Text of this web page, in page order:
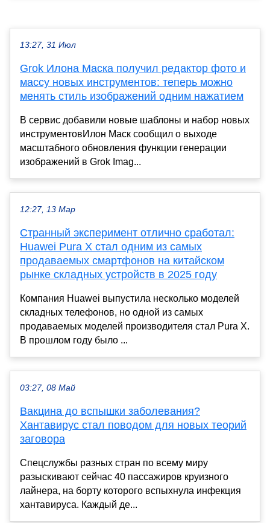
13:27, 31 Июл
Grok Илона Маска получил редактор фото и
массу новых инструментов: теперь можно
менять стиль изображений одним нажатием
В сервис добавили новые шаблоны и набор новых
инструментовИлон Маск сообщил о выходе
масштабного обновления функции генерации
изображений в Grok Imag...
12:27, 13 Мар
Странный эксперимент отлично сработал:
Huawei Pura X стал одним из самых
продаваемых смартфонов на китайском
рынке складных устройств в 2025 году
Компания Huawei выпустила несколько моделей
складных телефонов, но одной из самых
продаваемых моделей производителя стал Pura X.
В прошлом году было ...
03:27, 08 Май
Вакцина до вспышки заболевания?
Хантавирус стал поводом для новых теорий
заговора
Спецслужбы разных стран по всему миру
разыскивают сейчас 40 пассажиров круизного
лайнера, на борту которого вспыхнула инфекция
хантавируса. Каждый де...